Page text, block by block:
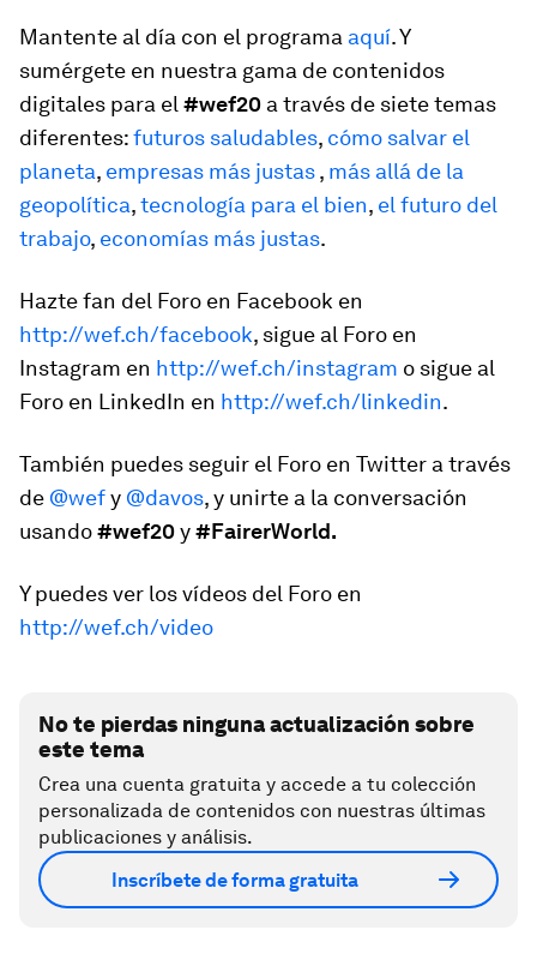
Mantente al día con el programa aquí. Y
sumérgete en nuestra gama de contenidos
digitales para el #wef20 a través de siete temas
diferentes:futuros saludables, cómo salvar el
planeta, empresas más justas, más allá de la
geopolítica,tecnología para el bien, el futuro del
trabajo, economías más justas.
Hazte fan del Foro en Facebook en
http://wef.ch/facebook, sigue al Foro en
Instagram en http://wef.ch/instagram o sigue al
Foro en LinkedIn en http://wef.ch/linkedin.
También puedes seguir el Foro en Twitter a través
de @wefy @davos, y unirte a la conversación
usando#wef20y#FairerWorld.
Y puedes ver los vídeos del Foro en
http://wef.ch/video
No te pierdas ninguna actualización sobre
este tema
Crea una cuenta gratuita y accede a tu colección
personalizada de contenidos con nuestras últimas
publicaciones y análisis.
Inscríbete de forma gratuita